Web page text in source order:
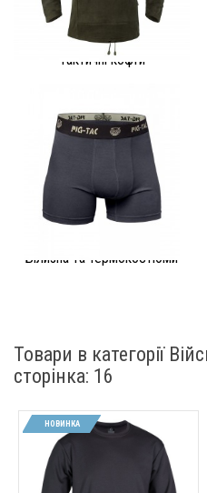
Тактичні кофти
Білизна та термокостюми
Товари в категорії
cторінка: 16
НОВИНКА